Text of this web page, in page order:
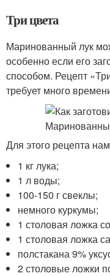
Три цвета
Маринованный лук
особенно если его
способом. Рецепт
требует много
Для этого рецепта
1 кг лука;
1 л воды;
100-150 г свеклы;
немного куркумы;
1 столовая ложка
1 столовая ложка
полстакана 9%
2 столовые ложки